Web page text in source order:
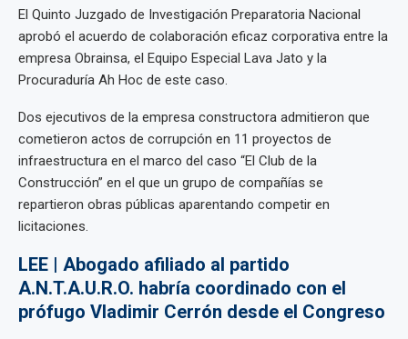
El Quinto Juzgado de Investigación Preparatoria Nacional
aprobó el acuerdo de colaboración eficaz corporativa entre la
empresa Obrainsa, el Equipo Especial Lava Jato y la
Procuraduría Ah Hoc de este caso.
Dos ejecutivos de la empresa constructora admitieron que
cometieron actos de corrupción en 11 proyectos de
infraestructura en el marco del caso “El Club de la
Construcción” en el que un grupo de compañías se
repartieron obras públicas aparentando competir en
licitaciones.
LEE | Abogado afiliado al partido
A.N.T.A.U.R.O. habría coordinado con el
prófugo Vladimir Cerrón desde el Congreso